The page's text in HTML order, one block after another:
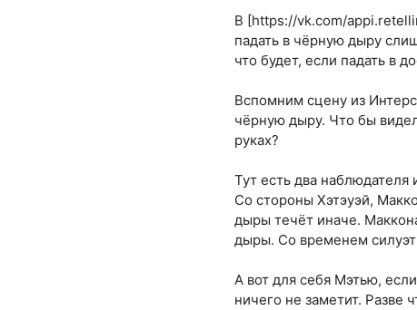
В [https://vk.com/
падать в чёрную дыру
что будет, если падать в
Вспомним сцену из
чёрную дыру. Что бы
руках?
Тут есть два
Со стороны Хэтэуэй,
дыры течёт иначе.
дыры. Со временем силуэт
А вот для себя Мэтью,
ничего не заметит. Разве